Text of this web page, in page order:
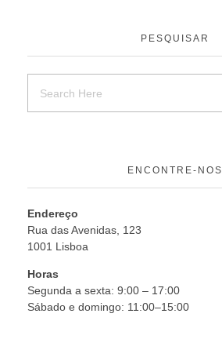
PESQUISAR
ENCONTRE-NOS
Endereço
Rua das Avenidas, 123
1001 Lisboa
Horas
Segunda a sexta: 9:00 – 17:00
Sábado e domingo: 11:00–15:00